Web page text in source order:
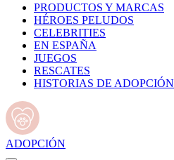
PRODUCTOS Y MARCAS
HÉROES PELUDOS
CELEBRITIES
EN ESPAÑA
JUEGOS
RESCATES
HISTORIAS DE ADOPCIÓN
ADOPCIÓN